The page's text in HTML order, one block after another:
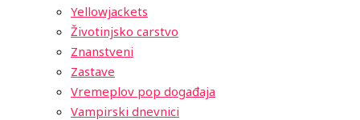
Yellowjackets
Životinjsko carstvo
Znanstveni
Zastave
Vremeplov pop događaja
Vampirski dnevnici